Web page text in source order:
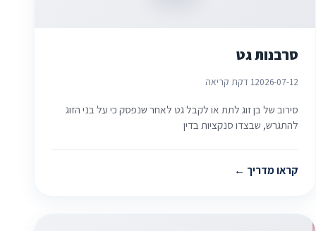
סרבנות גט
2026-07-121 דקת קריאה
סירוב של בן זוג לתת או לקבל גט לאחר שנפסק כי על בני הזוג
להתגרש, שבצדו סנקציות בדין
קראו מדריך